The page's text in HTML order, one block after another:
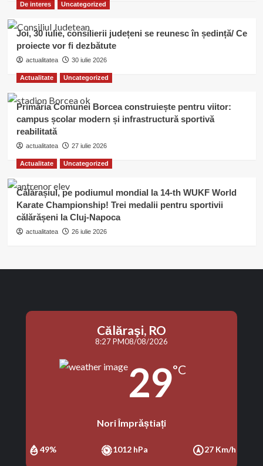
De interes Uncategorized
Joi, 30 iulie, consilierii județeni se reunesc în ședință/ Ce
proiecte vor fi dezbătute
actualitatea 30 iulie 2026
Actualitate Uncategorized
Primăria Comunei Borcea construiește pentru viitor:
campus școlar modern și infrastructură sportivă
reabilitată
actualitatea 27 iulie 2026
Actualitate Uncategorized
Călărașiul, pe podiumul mondial la 14-th WUKF World
Karate Championship! Trei medalii pentru sportivii
călărășeni la Cluj-Napoca
actualitatea 26 iulie 2026
Călăraşi, RO
8:27 PM08/08/2026
29°C
Nori Împrăștiați
49% 1012 hPa 27 Km/h